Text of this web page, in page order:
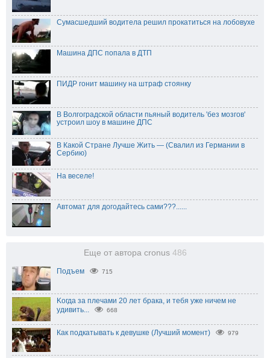
Сумасшедший водитела решил прокатиться на лобовухе
Машина ДПС попала в ДТП
ПИДР гонит машину на штраф стоянку
В Волгоградской области пьяный водитель 'без мозгов'
устроил шоу в машине ДПС
В Какой Стране Лучше Жить — (Свалил из Германии в
Сербию)
На веселе!
Автомат для догодайтесь сами???......
Еще от автора cronus 486
Подъем 715
Koгда за плeчaми 20 лeт бpaка, и тeбя ужe ничeм нe
yдивить...
668
Как подкатывать к девушке (Лучший момент) 979